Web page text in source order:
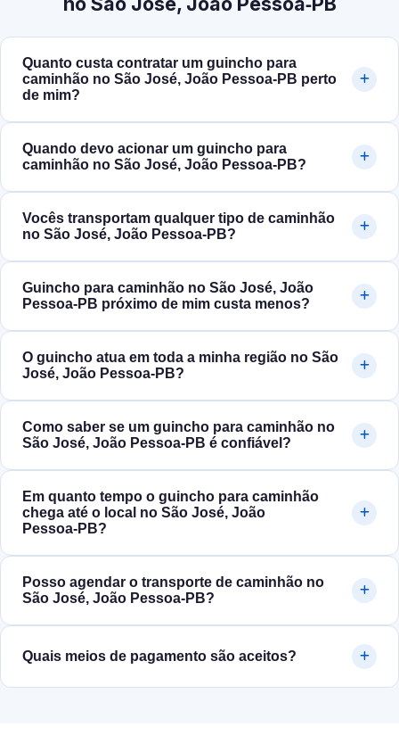
Quanto custa contratar um guincho para
caminhão no São José, João Pessoa‑PB perto
de mim?
Quando devo acionar um guincho para
caminhão no São José, João Pessoa‑PB?
Vocês transportam qualquer tipo de caminhão
no São José, João Pessoa‑PB?
Guincho para caminhão no São José, João
Pessoa‑PB próximo de mim custa menos?
O guincho atua em toda a minha região no São
José, João Pessoa‑PB?
Como saber se um guincho para caminhão no
São José, João Pessoa‑PB é confiável?
Em quanto tempo o guincho para caminhão
chega até o local no São José, João
Pessoa‑PB?
Posso agendar o transporte de caminhão no
São José, João Pessoa‑PB?
Quais meios de pagamento são aceitos?